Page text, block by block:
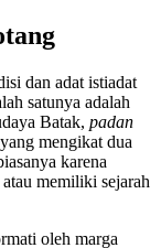
dan adat istiadat
satunya adalah
Batak, padan
mengikat dua
karena
memiliki sejarah
oleh marga